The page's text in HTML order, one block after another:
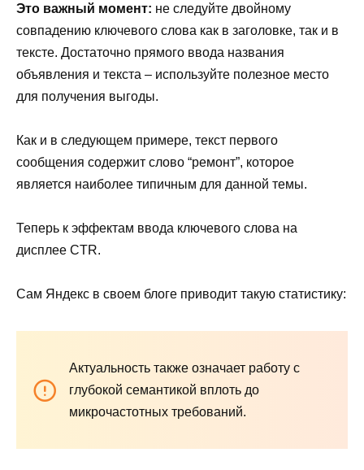
Это важный момент: не следуйте двойному
совпадению ключевого слова как в заголовке, так и в
тексте. Достаточно прямого ввода названия
объявления и текста – используйте полезное место
для получения выгоды.
Как и в следующем примере, текст первого
сообщения содержит слово “ремонт”, которое
является наиболее типичным для данной темы.
Теперь к эффектам ввода ключевого слова на
дисплее CTR.
Сам Яндекс в своем блоге приводит такую статистику:
Актуальность также означает работу с
глубокой семантикой вплоть до
микрочастотных требований.